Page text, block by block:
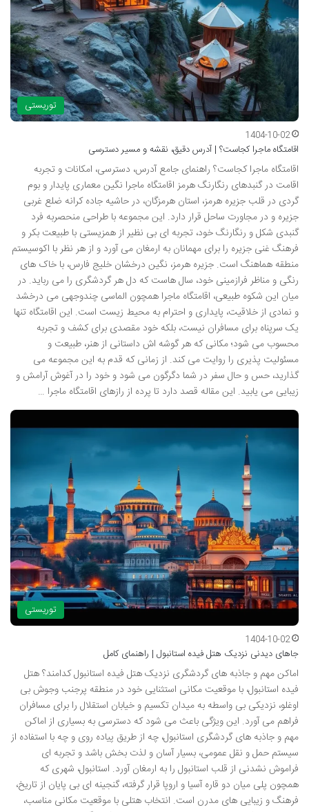
توریستی
1404-10-02
اقامتگاه ماجرا کجاست؟ | آدرس دقیق، نقشه و مسیر دسترسی
اقامتگاه ماجرا کجاست؟ راهنمای جامع آدرس، دسترسی، امکانات و تجربه
اقامت در گنبدهای رنگارنگ هرمز اقامتگاه ماجرا نگین معماری پایدار و بوم
گردی در قلب جزیره هرمز، استان هرمزگان، در حاشیه جاده کرانه ضلع غربی
جزیره و در مجاورت ساحل قرار دارد. این مجموعه با طراحی منحصربه فرد
گنبدی شکل و رنگارنگ خود، تجربه ای بی نظیر از همزیستی با طبیعت بکر و
فرهنگ غنی جزیره را برای مهمانان به ارمغان می آورد و از هر نظر با اکوسیستم
منطقه هماهنگ است. جزیره هرمز، نگین درخشان خلیج فارس، با خاک های
رنگی و مناظر فرازمینی خود، سال هاست که دل هر گردشگری را می رباید. در
میان این شکوه طبیعی، اقامتگاه ماجرا همچون الماسی چندوجهی می درخشد
و نمادی از خلاقیت، پایداری و احترام به محیط زیست است. این اقامتگاه تنها
یک سرپناه برای مسافران نیست، بلکه خود مقصدی برای کشف و تجربه
محسوب می شود؛ مکانی که هر گوشه اش داستانی از هنر، طبیعت و
مسئولیت پذیری را روایت می کند. از زمانی که قدم به این مجموعه می
گذارید، حس و حال سفر در شما دگرگون می شود و خود را در آغوش آرامش و
زیبایی می یابید. این مقاله قصد دارد تا پرده از رازهای اقامتگاه ماجرا …
توریستی
1404-10-02
جاهای دیدنی نزدیک هتل فیده استانبول | راهنمای کامل
اماکن مهم و جاذبه های گردشگری نزدیک هتل فیده استانبول کدامند؟ هتل
فیده استانبول، با موقعیت مکانی استثنایی خود در منطقه پرجنب وجوش بی
اوغلو، نزدیکی بی واسطه به میدان تکسیم و خیابان استقلال را برای مسافران
فراهم می آورد. این ویژگی باعث می شود که دسترسی به بسیاری از اماکن
مهم و جاذبه های گردشگری استانبول، چه از طریق پیاده روی و چه با استفاده از
سیستم حمل و نقل عمومی، بسیار آسان و لذت بخش باشد و تجربه ای
فراموش نشدنی از قلب استانبول را به ارمغان آورد. استانبول، شهری که
همچون پلی میان دو قاره آسیا و اروپا قرار گرفته، گنجینه ای بی پایان از تاریخ،
فرهنگ و زیبایی های مدرن است. انتخاب هتلی با موقعیت مکانی مناسب،